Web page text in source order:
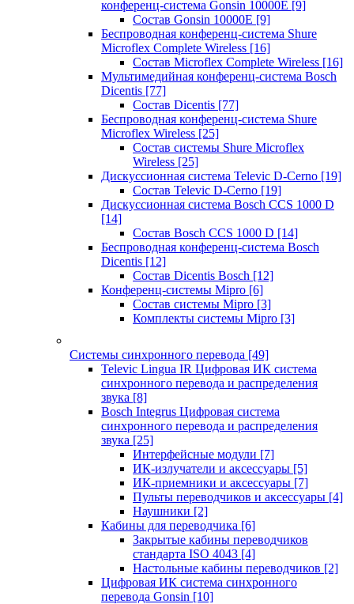
конференц-система Gonsin 10000E [9]
Состав Gonsin 10000E [9]
Беспроводная конференц-система Shure
Microflex Complete Wireless [16]
Состав Microflex Complete Wireless [16]
Мультимедийная конференц-система Bosch
Dicentis [77]
Состав Dicentis [77]
Беспроводная конференц-система Shure
Microflex Wireless [25]
Состав системы Shure Microflex
Wireless [25]
Дискуссионная система Televic D-Cerno [19]
Состав Televic D-Cerno [19]
Дискуссионная система Bosch CCS 1000 D
[14]
Состав Bosch CCS 1000 D [14]
Беспроводная конференц-система Bosch
Dicentis [12]
Состав Dicentis Bosch [12]
Конференц-системы Mipro [6]
Состав системы Mipro [3]
Комплекты системы Mipro [3]
Системы синхронного перевода [49]
Televic Lingua IR Цифровая ИК система
синхронного перевода и распределения
звука [8]
Bosch Integrus Цифровая система
синхронного перевода и распределения
звука [25]
Интерфейсные модули [7]
ИК-излучатели и аксессуары [5]
ИК-приемники и аксессуары [7]
Пульты переводчиков и аксессуары [4]
Наушники [2]
Кабины для переводчика [6]
Закрытые кабины переводчиков
стандарта ISO 4043 [4]
Настольные кабины переводчиков [2]
Цифровая ИК система синхронного
перевода Gonsin [10]